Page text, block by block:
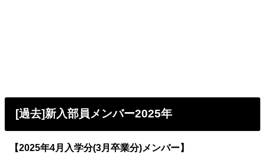
[過去]新入部員メンバー2025年
【2025年4月入学分(3月卒業分)メンバー】